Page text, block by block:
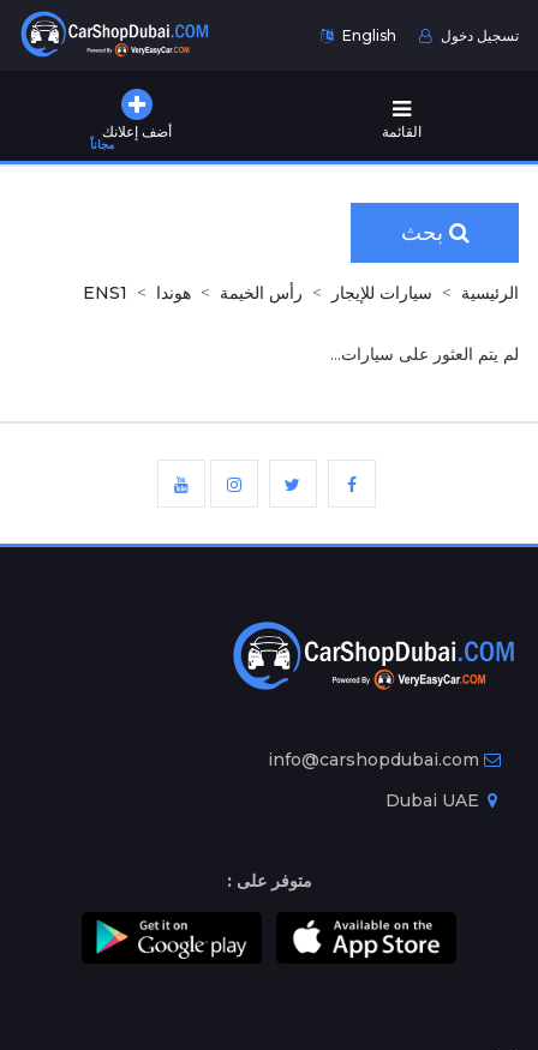
English تسجيل دخول
أضف إعلانك
مجاناً
القائمة
بحث
الرئيسية سيارات للإيجار رأس الخيمة هوندا ENS1
لم يتم العثور على سيارات...
info@carshopdubai.com
متوفر على :